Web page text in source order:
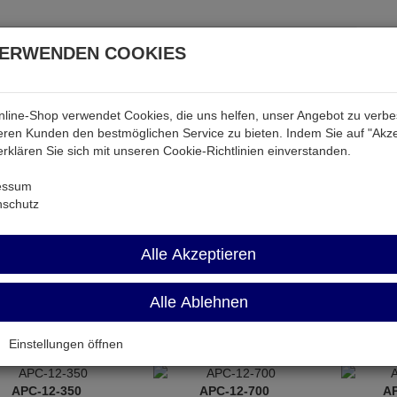
& Akkus Audio & Video Strom Tab &
Name aufsteigend
APC-12-350 APC-12-700
COOKIES
Shop verwendet Cookies, die uns helfen, unser Angebot zu
Kunden den bestmöglichen Service zu bieten. Indem Sie auf
Sie sich mit unseren Cookie-Richtlinien einverstanden.
Alle Akzeptieren
Alle Ablehnen
Einstellungen öffnen